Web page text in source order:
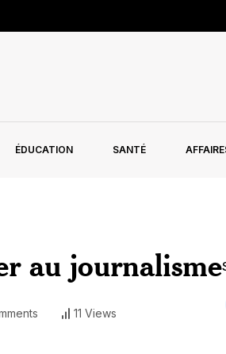
ÉDUCATION SANTÉ
au journalisme
11 Views